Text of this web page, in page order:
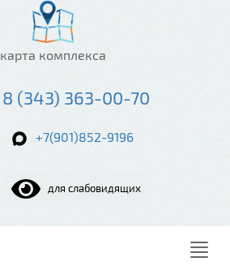
карта комплекса
8 (343) 363-00-70
+7(901)852-9196
для слабовидящих